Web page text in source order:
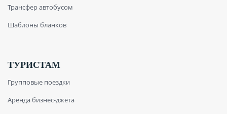
Трансфер автобусом
Шаблоны бланков
ТУРИСТАМ
Групповые поездки
Аренда бизнес-джета